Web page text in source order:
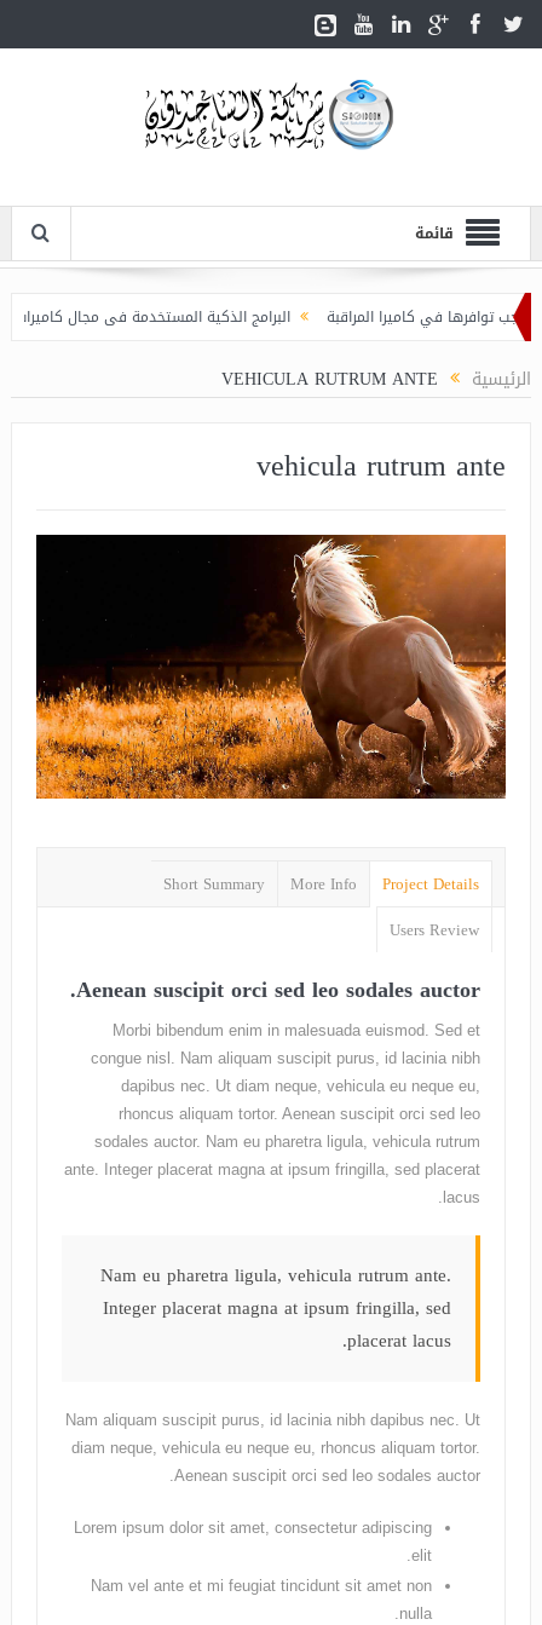
قائمة
في كاميرا المراقبة البرامج الذكية المستخدمة فى مجال كاميرات
الرئيسية VEHICULA RUTRUM ANTE
vehicula rutrum ante
Project Details
More Info
Short Summary
Users Review
Aenean suscipit orci sed leo sodales auctor.
Morbi bibendum enim in malesuada euismod. Sed et
congue nisl. Nam aliquam suscipit purus, id lacinia nibh
dapibus nec. Ut diam neque, vehicula eu neque eu,
rhoncus aliquam tortor. Aenean suscipit orci sed leo
sodales auctor. Nam eu pharetra ligula, vehicula rutrum
ante. Integer placerat magna at ipsum fringilla, sed placerat
lacus.
Nam eu pharetra ligula, vehicula rutrum ante.
Integer placerat magna at ipsum fringilla, sed
placerat lacus.
Nam aliquam suscipit purus, id lacinia nibh dapibus nec. Ut
diam neque, vehicula eu neque eu, rhoncus aliquam tortor.
Aenean suscipit orci sed leo sodales auctor.
Lorem ipsum dolor sit amet, consectetur adipiscing
elit.
Nam vel ante et mi feugiat tincidunt sit amet non
nulla.